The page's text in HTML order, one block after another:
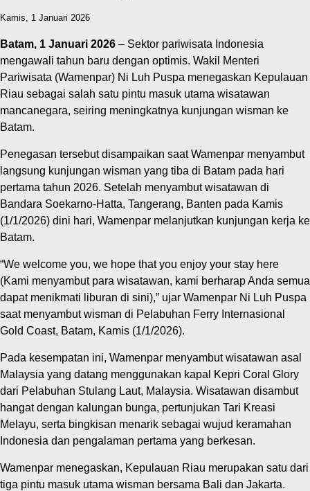
Kamis, 1 Januari 2026
Batam, 1 Januari 2026 – Sektor pariwisata Indonesia
mengawali tahun baru dengan optimis. Wakil Menteri
Pariwisata (Wamenpar) Ni Luh Puspa menegaskan Kepulauan
Riau sebagai salah satu pintu masuk utama wisatawan
mancanegara, seiring meningkatnya kunjungan wisman ke
Batam.
Penegasan tersebut disampaikan saat Wamenpar menyambut
langsung kunjungan wisman yang tiba di Batam pada hari
pertama tahun 2026. Setelah menyambut wisatawan di
Bandara Soekarno-Hatta, Tangerang, Banten pada Kamis
(1/1/2026) dini hari, Wamenpar melanjutkan kunjungan kerja ke
Batam.
“We welcome you, we hope that you enjoy your stay here
(Kami menyambut para wisatawan, kami berharap Anda semua
dapat menikmati liburan di sini),” ujar Wamenpar Ni Luh Puspa
saat menyambut wisman di Pelabuhan Ferry Internasional
Gold Coast, Batam, Kamis (1/1/2026).
Pada kesempatan ini, Wamenpar menyambut wisatawan asal
Malaysia yang datang menggunakan kapal Kepri Coral Glory
dari Pelabuhan Stulang Laut, Malaysia. Wisatawan disambut
hangat dengan kalungan bunga, pertunjukan Tari Kreasi
Melayu, serta bingkisan menarik sebagai wujud keramahan
Indonesia dan pengalaman pertama yang berkesan.
Wamenpar menegaskan, Kepulauan Riau merupakan satu dari
tiga pintu masuk utama wisman bersama Bali dan Jakarta.